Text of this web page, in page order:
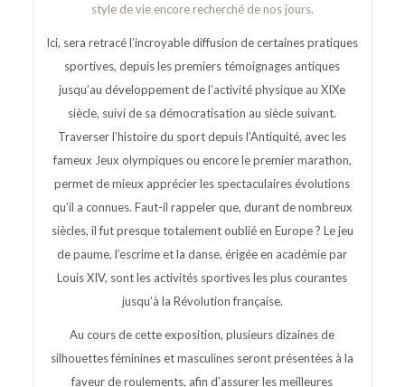
style de vie encore recherché de nos jours.
Ici, sera retracé l’incroyable diffusion de certaines pratiques
sportives, depuis les premiers témoignages antiques
jusqu’au développement de l’activité physique au XIXe
siècle, suivi de sa démocratisation au siècle suivant.
Traverser l’histoire du sport depuis l’Antiquité, avec les
fameux Jeux olympiques ou encore le premier marathon,
permet de mieux apprécier les spectaculaires évolutions
qu’il a connues. Faut-il rappeler que, durant de nombreux
siècles, il fut presque totalement oublié en Europe ? Le jeu
de paume, l’escrime et la danse, érigée en académie par
Louis XIV, sont les activités sportives les plus courantes
jusqu’à la Révolution française.
Au cours de cette exposition, plusieurs dizaines de
silhouettes féminines et masculines seront présentées à la
faveur de roulements, afin d’assurer les meilleures